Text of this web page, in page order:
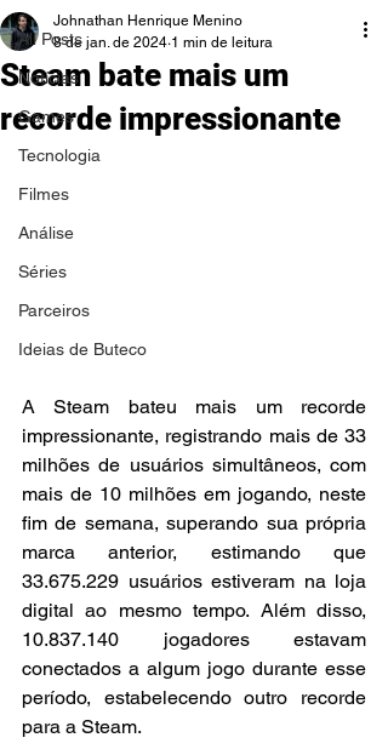
All Posts
Notícias
Games
Tecnologia
Filmes
Análise
Séries
Parceiros
Ideias de Buteco
Steam bate mais um
recorde impressionante
Johnathan Henrique Menino
8 de jan. de 2024 1 min de leitura
A Steam bateu mais um recorde
impressionante, registrando mais de 33
milhões de usuários simultâneos, com
mais de 10 milhões em jogando, neste
fim de semana, superando sua própria
marca anterior, estimando que
33.675.229 usuários estiveram na loja
digital ao mesmo tempo. Além disso,
10.837.140 jogadores estavam
conectados a algum jogo durante esse
período, estabelecendo outro recorde
para a Steam.